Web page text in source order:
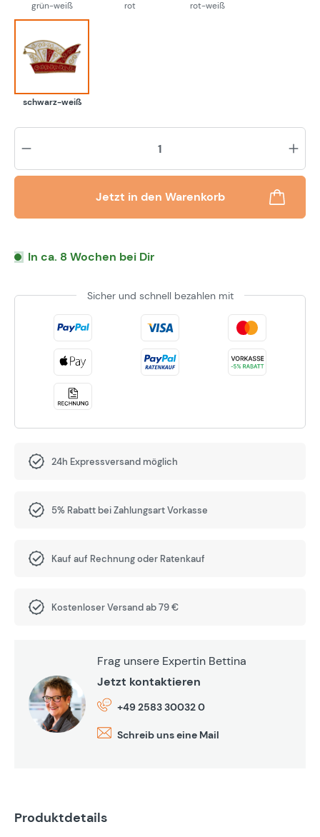
grün-weiß rot rot-weiß
schwarz-weiß
schwarz-weiß
Jetzt in den Warenkorb
In ca. 8 Wochen bei Dir
Sicher und schnell bezahlen mit
24h Expressversand möglich
5% Rabatt bei Zahlungsart Vorkasse
Kauf auf Rechnung oder Ratenkauf
Kostenloser Versand ab 79 €
Frag unsere Expertin Bettina
Jetzt kontaktieren
+49 2583 30032 0
Schreib uns eine Mail
Produktdetails